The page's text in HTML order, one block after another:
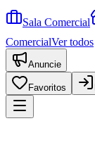
Sala Comercial
ComercialVer todos
Anuncie
Favoritos